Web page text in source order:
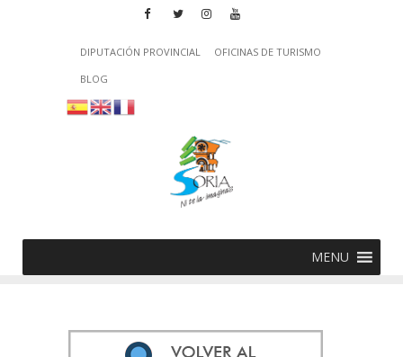
DIPUTACIÓN PROVINCIAL
OFICINAS DE TURISMO
BLOG
MENU